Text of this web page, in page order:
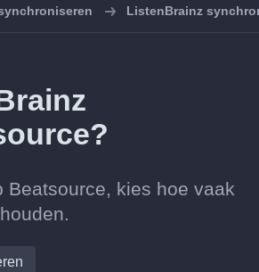
ListenBrainz
kies hoe vaak